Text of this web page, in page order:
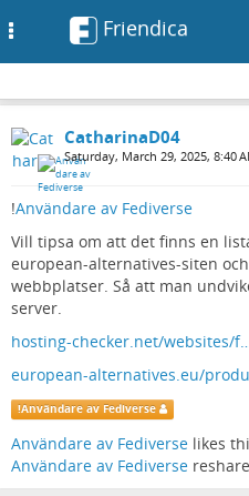
Friendica
CatharinaD04
Saturday, March 29, 2025, 8:40
!Användare av Fediverse
Vill tipsa om att det finns en
european-alternatives-siten
webbplatser. Så att man
server.
hosting-checker.net/websites/
european-alternatives.eu/
!Användare av Fediverse
Användare av Fediverse likes
Användare av Fediverse